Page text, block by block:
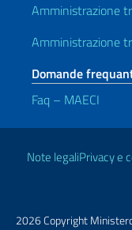
Amministrazione
Amministrazione
Domande
Faq – MAECI
Link Utili
Note legaliPrivacy e
2026 Copyright